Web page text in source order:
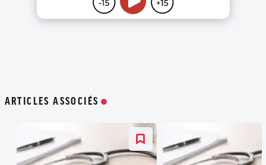
ARTICLES ASSOCIÉS